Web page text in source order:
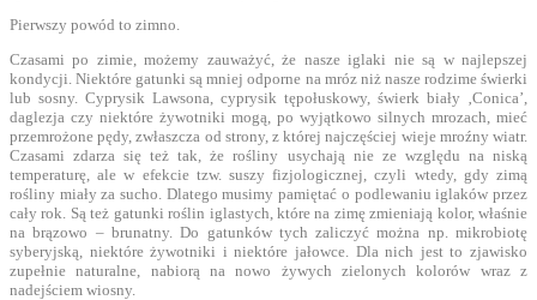
Pierwszy powód to zimno.
Czasami po zimie, możemy zauważyć, że nasze iglaki nie są w najlepszej
kondycji. Niektóre gatunki są mniej odporne na mróz niż nasze rodzime świerki
lub sosny. Cyprysik Lawsona, cyprysik tępołuskowy, świerk biały ‚Conica’,
daglezja czy niektóre żywotniki mogą, po wyjątkowo silnych mrozach, mieć
przemrożone pędy, zwłaszcza od strony, z której najczęściej wieje mroźny wiatr.
Czasami zdarza się też tak, że rośliny usychają nie ze względu na niską
temperaturę, ale w efekcie tzw. suszy fizjologicznej, czyli wtedy, gdy zimą
rośliny miały za sucho. Dlatego musimy pamiętać o podlewaniu iglaków przez
cały rok. Są też gatunki roślin iglastych, które na zimę zmieniają kolor, właśnie
na brązowo – brunatny. Do gatunków tych zaliczyć można np. mikrobiotę
syberyjską, niektóre żywotniki i niektóre jałowce. Dla nich jest to zjawisko
zupełnie naturalne, nabiorą na nowo żywych zielonych kolorów wraz z
nadejściem wiosny.